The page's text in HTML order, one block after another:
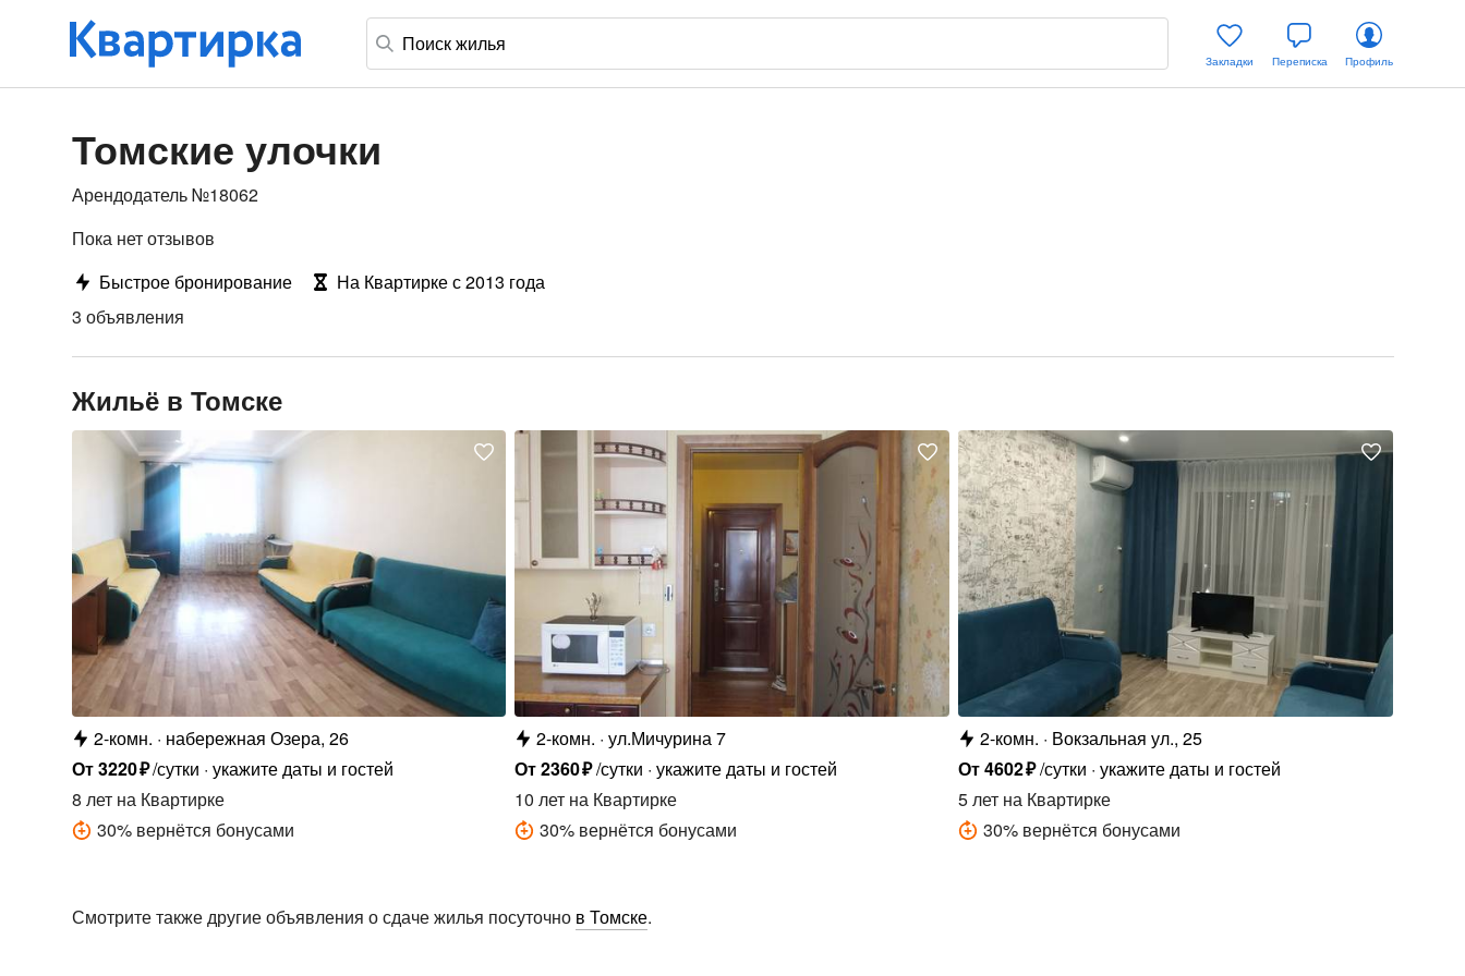
Закладки Переписка Профиль
Томские улочки
Арендодатель №18062
Пока нет отзывов
Быстрое бронирование
На Квартирке с 2013 года
3 объявления
Жильё в Томске
2-комн.
набережная Озера, 26
От3220₽/сутки укажите даты и гостей
8 летна Квартирке
30% вернётся бонусами
2-комн. ул.Мичурина 7
От2360₽/сутки укажите даты и гостей
10 лет на Квартирке
30% вернётся бонусами
2-комн.
Вокзальная ул., 25
От4602₽/сутки укажите даты и гостей
5 лет на Квартирке
30% вернётся бонусами
Смотрите также другие объявления о сдаче жилья посуточно в Томске.